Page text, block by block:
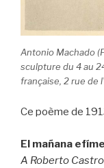
Antonio Machado
sculpture du 4 au
française, 2 rue de
Ce poème de
El mañana
A Roberto